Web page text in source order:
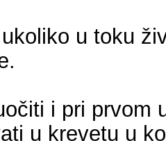
u toku
i pri prvom
u krevetu u